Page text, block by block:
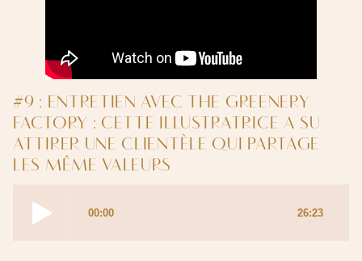
#9 : ENTRETIEN AVEC THE GREENERY
FACTORY : CETTE ILLUSTRATRICE A SU
ATTIRER UNE CLIENTÈLE QUI PARTAGE
LES MÊME VALEURS